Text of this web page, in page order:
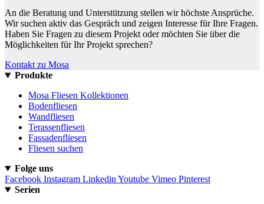
An die Beratung und Unterstützung stellen wir höchste Ansprüche.
Wir suchen aktiv das Gespräch und zeigen Interesse für Ihre Fragen.
Haben Sie Fragen zu diesem Projekt oder möchten Sie über die
Möglichkeiten für Ihr Projekt sprechen?
Kontakt zu Mosa
Produkte
Mosa Fliesen Kollektionen
Bodenfliesen
Wandfliesen
Terassenfliesen
Fassadenfliesen
Fliesen suchen
Folge uns
Facebook Instagram Linkedin Youtube Vimeo Pinterest
Serien